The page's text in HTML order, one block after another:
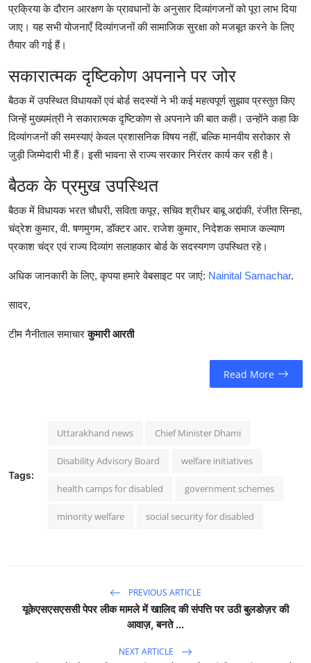
प्रक्रिया के दौरान आरक्षण के प्रावधानों के अनुसार दिव्यांगजनों को पूरा लाभ दिया
जाए। यह सभी योजनाएँ दिव्यांगजनों की सामाजिक सुरक्षा को मजबूत करने के लिए
तैयार की गई हैं।
सकारात्मक दृष्टिकोण अपनाने पर जोर
बैठक में उपस्थित विधायकों एवं बोर्ड सदस्यों ने भी कई महत्वपूर्ण सुझाव प्रस्तुत किए
जिन्हें मुख्यमंत्री ने सकारात्मक दृष्टिकोण से अपनाने की बात कही। उन्होंने कहा कि
दिव्यांगजनों की समस्याएं केवल प्रशासनिक विषय नहीं, बल्कि मानवीय सरोकार से
जुड़ी जिम्मेदारी भी हैं। इसी भावना से राज्य सरकार निरंतर कार्य कर रही है।
बैठक के प्रमुख उपस्थित
बैठक में विधायक भरत चौधरी, सविता कपूर, सचिव श्रीधर बाबू अद्दांकी, रंजीत सिन्हा,
चंद्रेश कुमार, वी. षणमुगम, डॉक्टर आर. राजेश कुमार, निदेशक समाज कल्याण
प्रकाश चंद्र एवं राज्य दिव्यांग सलाहकार बोर्ड के सदस्यगण उपस्थित रहे।
अधिक जानकारी के लिए, कृपया हमारे वेबसाइट पर जाएं: Nainital Samachar.
सादर,
टीम नैनीताल समाचारकुमारी आरती
Read More
Tags:
Uttarakhand news Chief Minister Dhami
Disability Advisory Board welfare initiatives
health camps for disabled government schemes
minority welfare social security for disabled
PREVIOUS ARTICLE
यूकेएसएसएससी पेपर लीक मामले में खालिद की संपत्ति पर उठी बुलडोज़र की
आवाज़, बनते ...
NEXT ARTICLE